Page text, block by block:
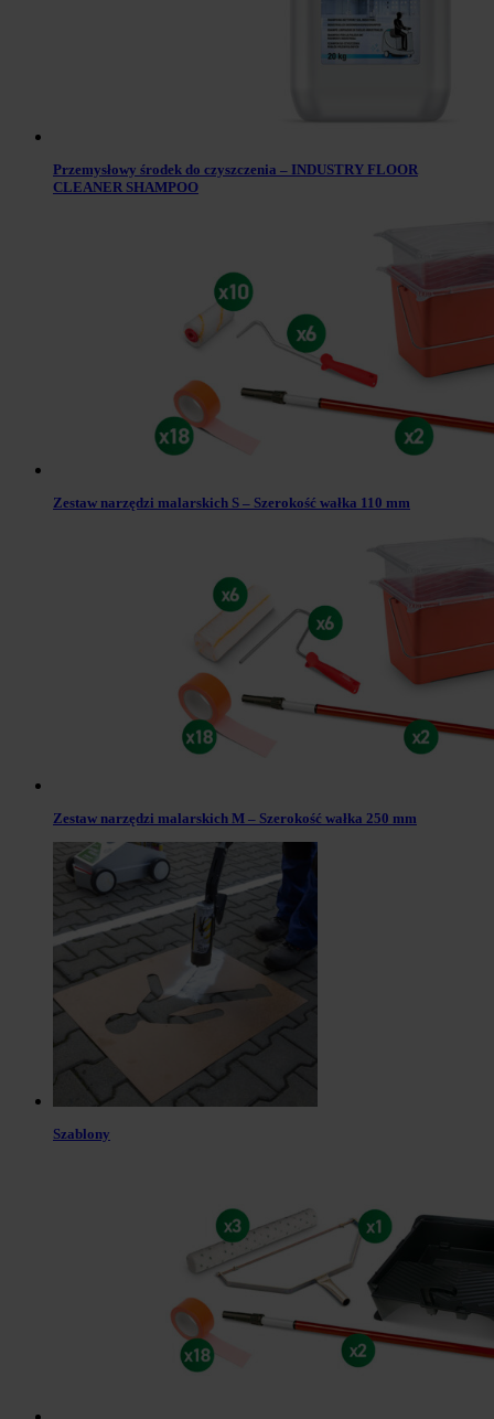
Przemysłowy środek do czyszczenia – INDUSTRY FLOOR
CLEANER SHAMPOO
Zestaw narzędzi malarskich S – Szerokość wałka 110 mm
Zestaw narzędzi malarskich M – Szerokość wałka 250 mm
Szablony